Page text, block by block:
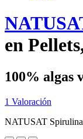
en
100% algas
1 Valoración
NATUSAT Spirulina